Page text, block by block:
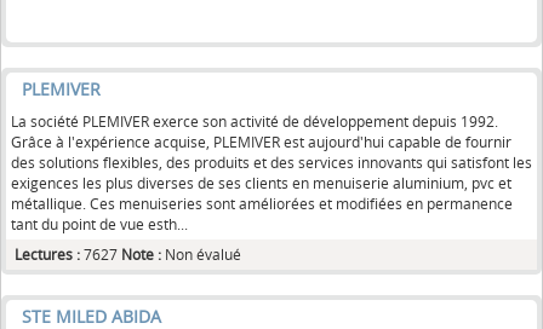
PLEMIVER
La société PLEMIVER exerce son activité de développement depuis 1992.
Grâce à l'expérience acquise, PLEMIVER est aujourd'hui capable de fournir
des solutions flexibles, des produits et des services innovants qui satisfont les
exigences les plus diverses de ses clients en menuiserie aluminium, pvc et
métallique. Ces menuiseries sont améliorées et modifiées en permanence
tant du point de vue esth...
Lectures :7627 Note : Non évalué
STE MILED ABIDA